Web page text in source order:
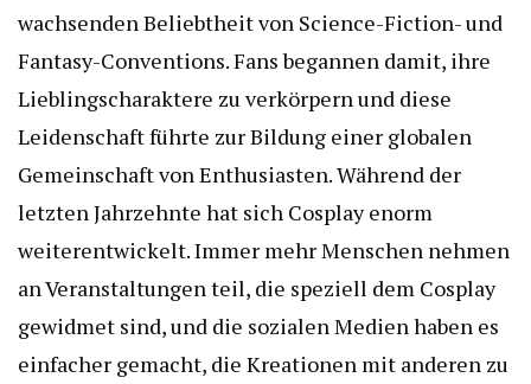
wachsenden Beliebtheit von Science-Fiction- und
Fantasy-Conventions. Fans begannen damit, ihre
Lieblingscharaktere zu verkörpern und diese
Leidenschaft führte zur Bildung einer globalen
Gemeinschaft von Enthusiasten. Während der
letzten Jahrzehnte hat sich Cosplay enorm
weiterentwickelt. Immer mehr Menschen nehmen
an Veranstaltungen teil, die speziell dem Cosplay
gewidmet sind, und die sozialen Medien haben es
einfacher gemacht, die Kreationen mit anderen zu